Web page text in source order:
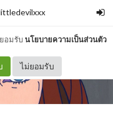
อมรับนโยบายความเป็นส่วนตัว
ไม่ยอมรับ